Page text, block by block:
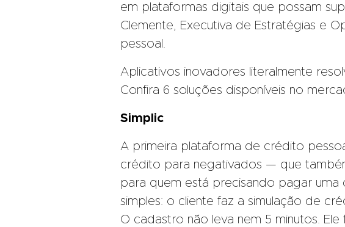
em plataformas digitais que possam
Clemente, Executiva de Estratégias e
pessoal.
Aplicativos inovadores literalmente
Confira 6 soluções disponíveis no
Simplic
A primeira plataforma de crédito
crédito para negativados — que
para quem está precisando pagar
simples: o cliente faz a simulação de
O cadastro não leva nem 5 minutos.